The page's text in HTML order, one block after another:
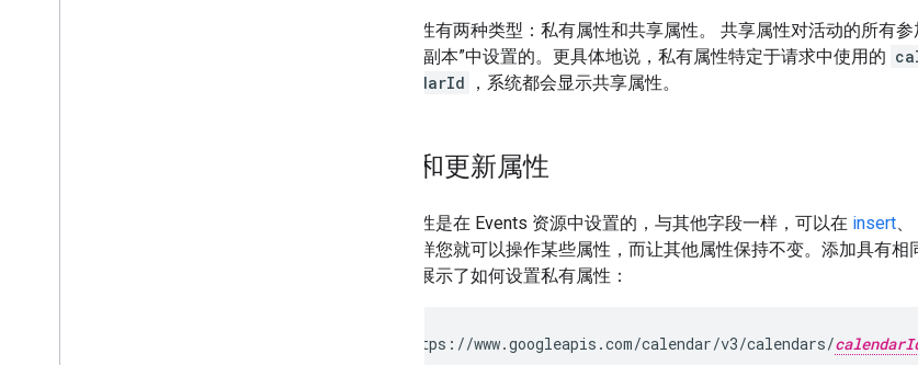
扩展属性有两种类型：私有属性和共享属性。 共享属性对活动的所有
地活动“副本”中设置的。更具体地说，私有属性特定于请求中使用的
calendarId
，系统都会显示共享属性。
添加和更新属性
扩展属性是在 Events 资源中设置的，与其他字段一样，可以在 insert、
因为这样您就可以操作某些属性，而让其他属性保持不变。添加具有
下示例展示了如何设置私有属性：
PATCH https://www.googleapis.com/calendar/v3/calendars/